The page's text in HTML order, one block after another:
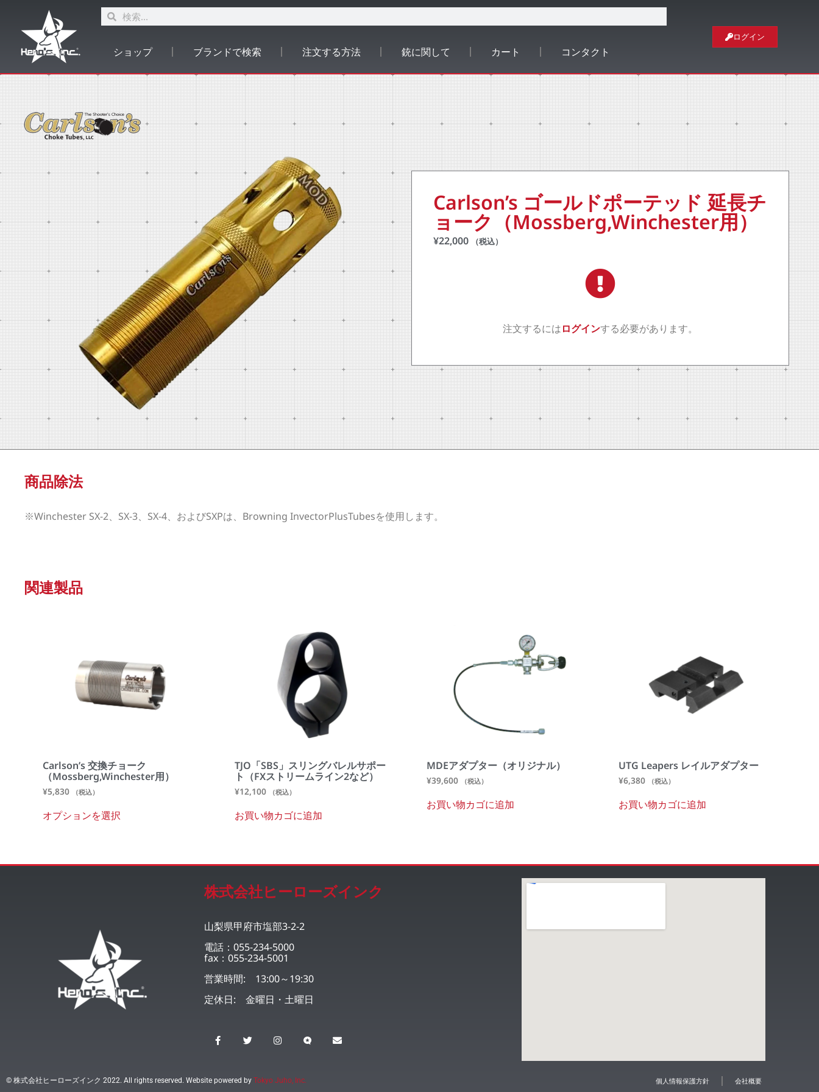
ショップ ブランドで検索 注文する方法 銃に関して カート コンタクト
ログイン
Carlson’s ゴールドポーテッド 延長チ
ョーク（Mossberg,Winchester用）
¥22,000 （税込）
注文するにはログインする必要があります。
商品除法
※Winchester SX-2、SX-3、SX-4、およびSXPは、Browning InvectorPlusTubesを使用します。
関連製品
Carlson’s 交換チョーク
（Mossberg,Winchester用）
¥5,830 （税込）
オプションを選択
TJO「SBS」スリングバレルサポー
ト（FXストリームライン2など）
¥12,100 （税込）
お買い物カゴに追加
MDEアダプター（オリジナル）
¥39,600 （税込）
お買い物カゴに追加
UTG Leapers レイルアダプター
¥6,380 （税込）
お買い物カゴに追加
株式会社ヒーローズインク
山梨県甲府市塩部3-2-2
電話：055-234-5000
fax：055-234-5001
営業時間: 13:00～19:30
定休日: 金曜日・土曜日
© 株式会社ヒーローズインク 2022. All rights reserved. Website powered by Tokyo Juho, Inc. 個人情報保護方針 会社概要